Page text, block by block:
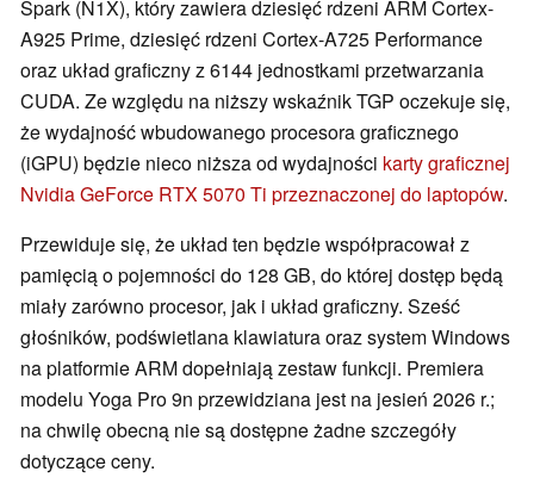
Spark (N1X), który zawiera dziesięć rdzeni ARM Cortex-
A925 Prime, dziesięć rdzeni Cortex-A725 Performance
oraz układ graficzny z 6144 jednostkami przetwarzania
CUDA. Ze względu na niższy wskaźnik TGP oczekuje się,
że wydajność wbudowanego procesora graficznego
(iGPU) będzie nieco niższa od wydajności karty graficznej
Nvidia GeForce RTX 5070 Ti przeznaczonej do laptopów.
Przewiduje się, że układ ten będzie współpracował z
pamięcią o pojemności do 128 GB, do której dostęp będą
miały zarówno procesor, jak i układ graficzny. Sześć
głośników, podświetlana klawiatura oraz system Windows
na platformie ARM dopełniają zestaw funkcji. Premiera
modelu Yoga Pro 9n przewidziana jest na jesień 2026 r.;
na chwilę obecną nie są dostępne żadne szczegóły
dotyczące ceny.